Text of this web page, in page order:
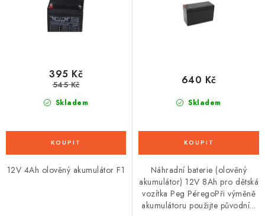
Skladem
395 Kč
545 Kč
12V 4Ah olověný akumulátor F1
Skladem
640 Kč
Náhradní baterie (olověný
akumulátor) 12V 8Ah pro dětská
vozítka Peg PéregoPři výměně
akumulátoru použijte původní...